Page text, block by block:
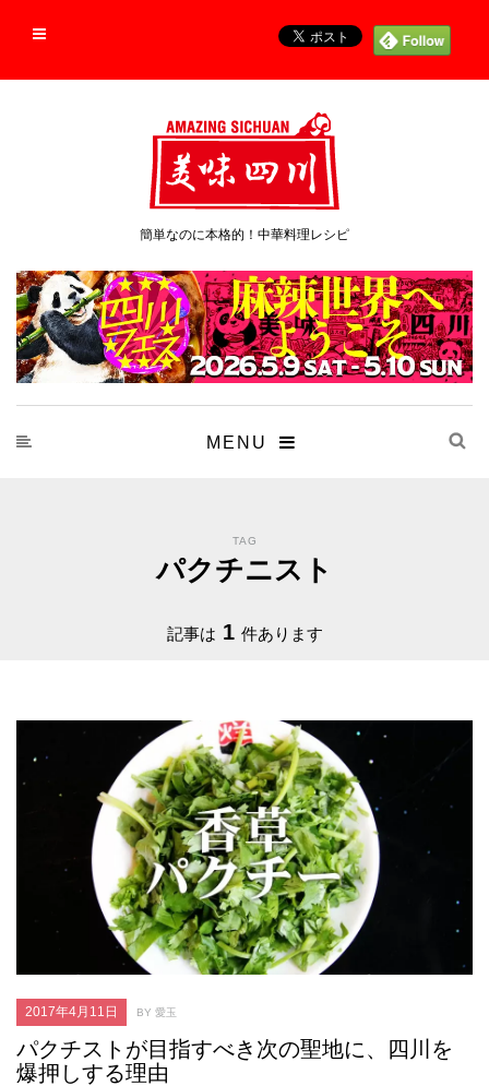
簡単なのに本格的！中華料理レシピ
MENU
TAG
パクチニスト
記事は 1 件あります
2017年4月11日 BY 愛玉
パクチストが目指すべき次の聖地に、四川を
爆押しする理由